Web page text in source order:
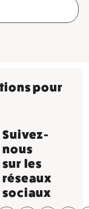
pour
Suivez-
nous
sur les
réseaux
sociaux